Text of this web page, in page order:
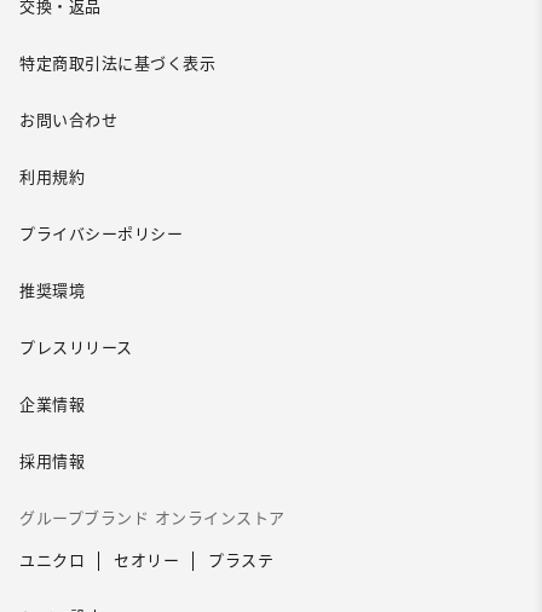
交換・返品
特定商取引法に基づく表示
お問い合わせ
利用規約
プライバシーポリシー
推奨環境
プレスリリース
企業情報
採用情報
グループブランド オンラインストア
ユニクロ セオリー プラステ